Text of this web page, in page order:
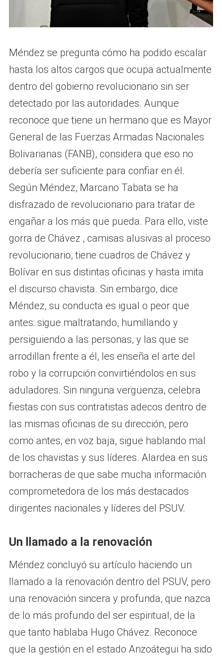
Méndez se pregunta cómo ha podido escalar
hasta los altos cargos que ocupa actualmente
dentro del gobierno revolucionario sin ser
detectado por las autoridades. Aunque
reconoce que tiene un hermano que es Mayor
General de las Fuerzas Armadas Nacionales
Bolivarianas (FANB), considera que eso no
debería ser suficiente para confiar en él.
Según Méndez, Marcano Tabata se ha
disfrazado de revolucionario para tratar de
engañar a los más que pueda. Para ello, viste
gorra de Chávez , camisas alusivas al proceso
revolucionario, tiene cuadros de Chávez y
Bolívar en sus distintas oficinas y hasta imita
el discurso chavista. Sin embargo, dice
Méndez, su conducta es igual o peor que
antes: sigue maltratando, humillando y
persiguiendo a las personas, y las que se
arrodillan frente a él, les enseña el arte del
robo y la corrupción convirtiéndolos en sus
aduladores. Sin ninguna vergüenza, celebra
fiestas con sus contratistas adecos dentro de
las mismas oficinas de su dirección, pero
como antes, en voz baja, sigue hablando mal
de los chavistas y sus líderes. Alardea en sus
borracheras de que sabe mucha información
comprometedora de los más destacados
dirigentes nacionales y líderes del PSUV.
Un llamado a la renovación
Méndez concluyó su artículo haciendo un
llamado a la renovación dentro del PSUV, pero
una renovación sincera y profunda, que nazca
de lo más profundo del ser espiritual, de la
que tanto hablaba Hugo Chávez. Reconoce
que la gestión en el estado Anzoátegui ha sido